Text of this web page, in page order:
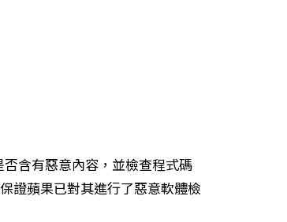
含有惡意內容，並檢查程式碼
證蘋果已對其進行了惡意軟體檢